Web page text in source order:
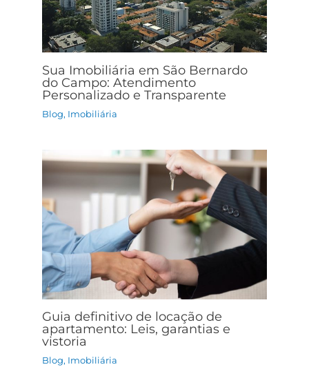
Sua Imobiliária em São Bernardo
do Campo: Atendimento
Personalizado e Transparente
Blog, Imobiliária
Guia definitivo de locação de
apartamento: Leis, garantias e
vistoria
Blog, Imobiliária